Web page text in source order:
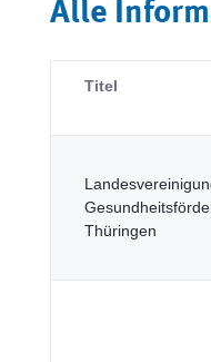
Alle
Titel
Thüringen